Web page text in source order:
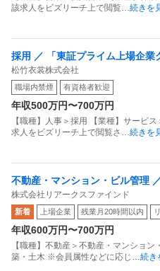
高卒から「1.5年」や「2年」
金融庁が合格者に対して行
・短答式合格まで：平均2.3年
・論文式合格まで：平均0.9年
合計：約3.2年
という結果が出ています。合
この調査はやや古く、現在
https://www.fsa.go.jp/singi/
また、各資格予備校とも校
に注意してください
該求人をビズリーチ上で閲覧…続きを
採用 ／ 「東証プライム上場企業
松竹衣裳株式会社
職場内禁煙 有資格者歓迎
年収500万円〜700万円
【職種】人事＞採用 【業種】サービ
求人をビズリーチ上で閲覧さ …続きを
不動産・マンション・ビル管理
候補）
株式会社リアークスファインド
新着 上場企業 残業月20時間以内
年収600万円〜700万円
【職種】不動産＞不動産・マンショ
築・土木 ※会員属性などに応じ …続き